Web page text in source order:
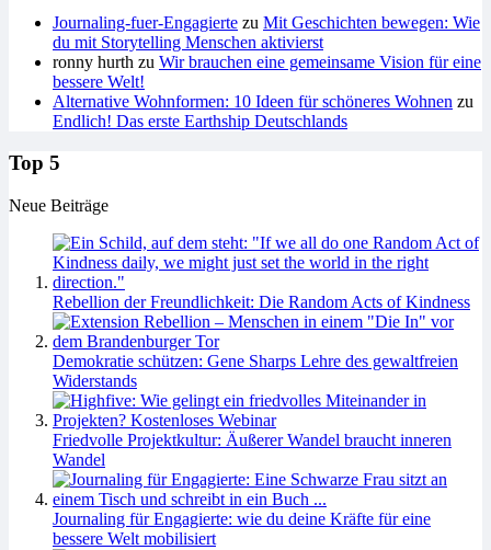
Journaling-fuer-Engagierte zu Mit Geschichten bewegen: Wie
du mit Storytelling Menschen aktivierst
ronny hurth zu Wir brauchen eine gemeinsame Vision für eine
bessere Welt!
Alternative Wohnformen: 10 Ideen für schöneres Wohnen zu
Endlich! Das erste Earthship Deutschlands
Top 5
Neue Beiträge
Rebellion der Freundlichkeit: Die Random Acts of Kindness
Demokratie schützen: Gene Sharps Lehre des gewaltfreien
Widerstands
Friedvolle Projektkultur: Äußerer Wandel braucht inneren
Wandel
Journaling für Engagierte: wie du deine Kräfte für eine
bessere Welt mobilisiert